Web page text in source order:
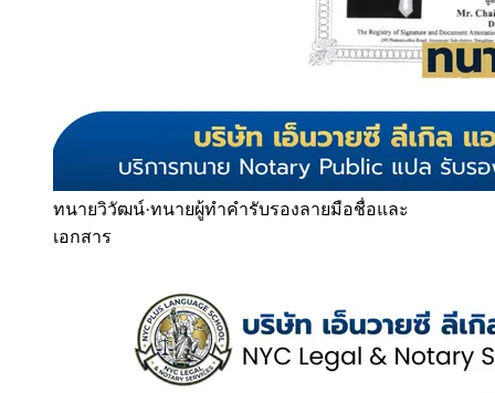
ทนายวิวัฒน์·ทนายผู้ทำคำรับรองลายมือชื่อและ
เอกสาร